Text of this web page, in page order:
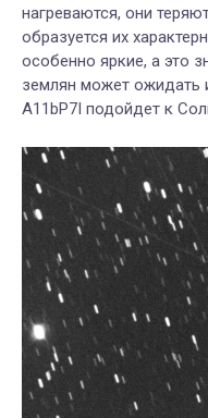
нагреваются, они
образуется их
особенно яркие, а это
землян может ожидать
A11bP7I подойдет к